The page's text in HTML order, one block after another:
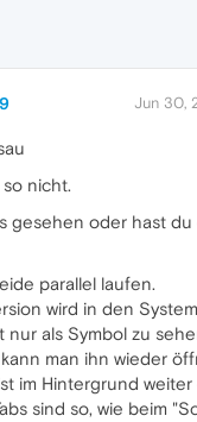
Jun 30,
so nicht.
gesehen oder hast du
parallel laufen.
wird in den
nur als Symbol zu
man ihn wieder
im Hintergrund
sind so, wie beim